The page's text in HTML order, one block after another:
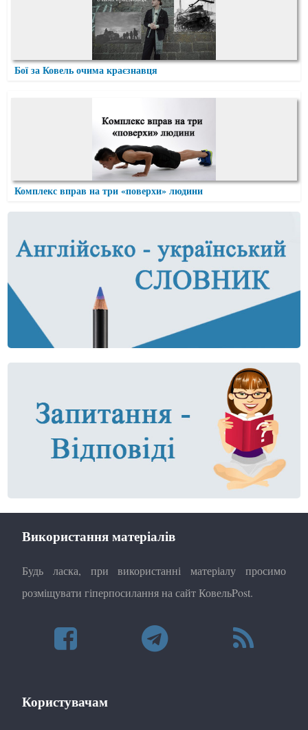
Бої за Ковель очима краєзнавця
Комплекс вправ на три «поверхи» людини
Використання матеріалів
Будь ласка, при використанні матеріалу просимо
розміщувати гіперпосилання на сайт КовельPost.
Користувачам